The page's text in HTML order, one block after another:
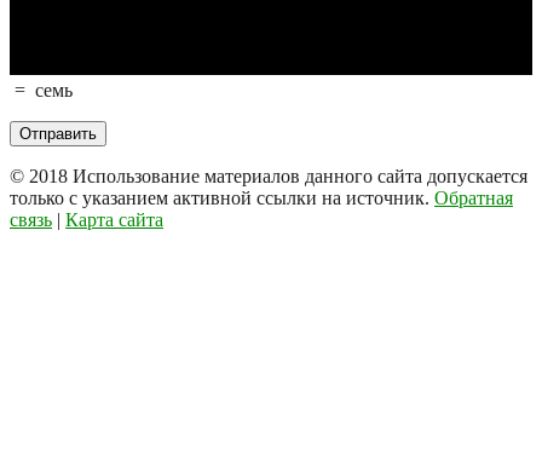
= семь
© 2018 Использование материалов данного сайта допускается
только с указанием активной ссылки на источник. Обратная
связь | Карта сайта